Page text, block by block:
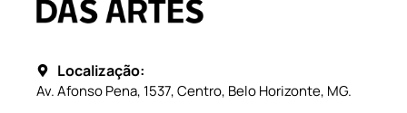
Localização:
Av. Afonso Pena, 1537, Centro, Belo Horizonte, MG.